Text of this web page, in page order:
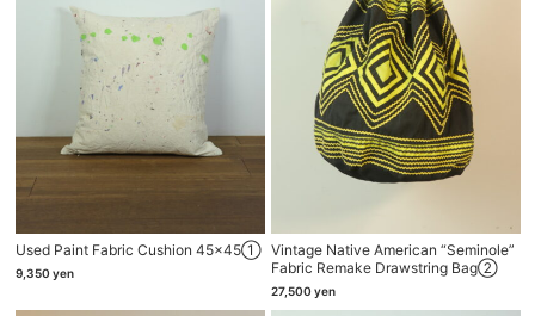
Used Paint Fabric Cushion 45×45①
9,350 yen
Vintage Native American “seminole”
Fabric Remake Drawstring Bag②
27,500 yen